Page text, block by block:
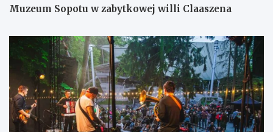
Muzeum Sopotu w zabytkowej willi Claaszena